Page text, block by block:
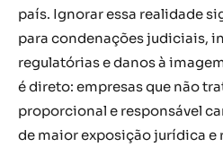
país. Ignorar essa realidade
para condenações judiciais,
regulatórias e danos à
é direto: empresas que não
proporcional e responsável
de maior exposição jurídica e